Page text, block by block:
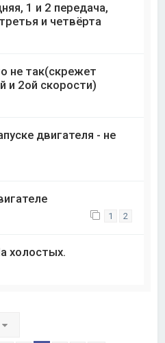
1 и 2 передача,
и четвёрта
не так(скрежет
и 2ой скорости)
двигателя - не
1 2
холостых.